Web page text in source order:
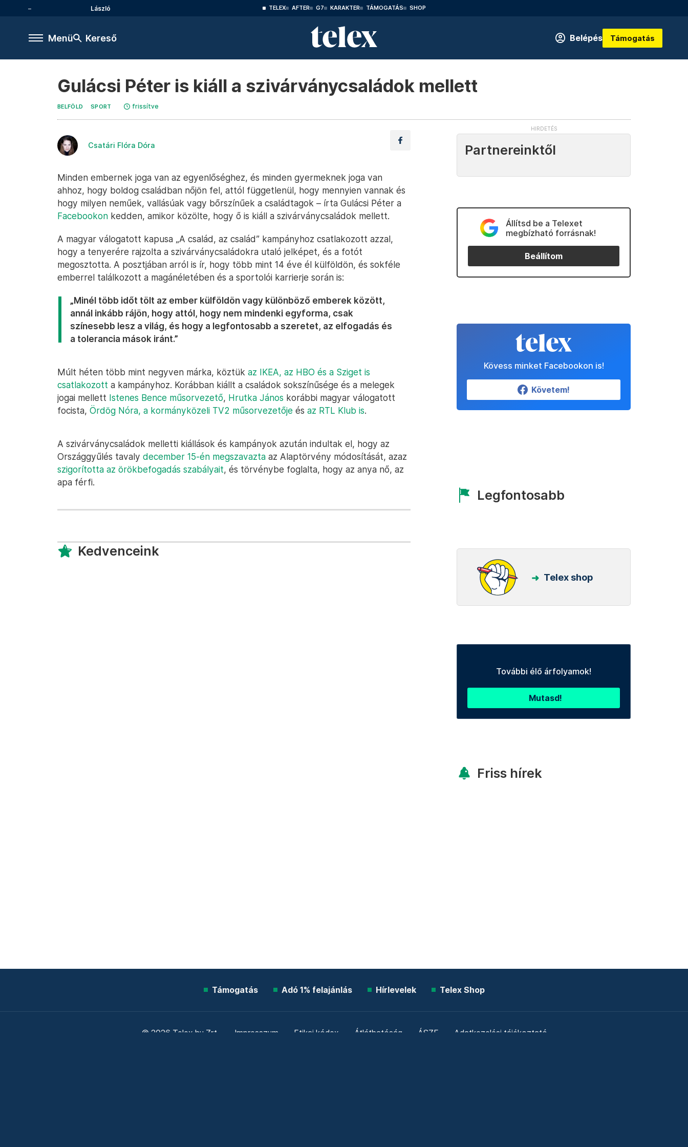
László TELEX AFTER G7 KARAKTER TÁMOGATÁS SHOP
Menü Kereső Belépés Támogatás
Gulácsi Péter is kiáll a szivárványcsaládok mellett
BELFÖLD SPORT frissítve
Csatári Flóra Dóra
Minden embernek joga van az egyenlőséghez, és minden gyermeknek joga van
ahhoz, hogy boldog családban nőjön fel, attól függetlenül, hogy mennyien vannak és
hogy milyen neműek, vallásúak vagy bőrszínűek a családtagok – írta Gulácsi Péter a
Facebookon kedden, amikor közölte, hogy ő is kiáll a szivárványcsaládok mellett.
A magyar válogatott kapusa „A család, az család” kampányhoz csatlakozott azzal,
hogy a tenyerére rajzolta a szivárványcsaládokra utaló jelképet, és a fotót
megosztotta. A posztjában arról is ír, hogy több mint 14 éve él külföldön, és sokféle
emberrel találkozott a magánéletében és a sportolói karrierje során is:
„Minél több időt tölt az ember külföldön vagy különböző emberek között,
annál inkább rájön, hogy attól, hogy nem mindenki egyforma, csak
színesebb lesz a világ, és hogy a legfontosabb a szeretet, az elfogadás és
a tolerancia mások iránt.”
Múlt héten több mint negyven márka, köztük az IKEA, az HBO és a Sziget is
csatlakozott a kampányhoz. Korábban kiállt a családok sokszínűsége és a melegek
jogai mellett Istenes Bence műsorvezető, Hrutka János korábbi magyar válogatott
focista, Ördög Nóra, a kormányközeli TV2 műsorvezetője és az RTL Klub is.
A szivárványcsaládok melletti kiállások és kampányok azután indultak el, hogy az
Országgyűlés tavaly december 15-én megszavazta az Alaptörvény módosítását, azaz
szigorította az örökbefogadás szabályait, és törvénybe foglalta, hogy az anya nő, az
apa férfi.
Kedvenceink
Partnereinktől
Állítsd be a Telexet
megbízható forrásnak!
Beállítom
Kövess minket Facebookon is!
Követem!
Legfontosabb
Telex shop
További élő árfolyamok!
Mutasd!
Friss hírek
Támogatás Adó 1% felajánlás Hírlevelek Telex Shop
© 2026 Telex.hu Zrt. Impresszum Etikai kódex Átláthatóság ÁSZF Adatkezelési tájékoztató